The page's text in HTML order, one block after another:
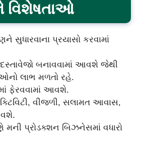
વિશેષતાઓ
સુધારવાના પ્રયાસો કરવામાં
બનાવવામાં આવશે જેથી
લાભ મળતો રહે.
ફેરવવામાં આવશે.
વીજળી, સલામત આવાસ,
મની પ્રોડક્શન બિઝનેસમાં વધારો